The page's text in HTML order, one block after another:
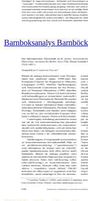
Barnboksanalys